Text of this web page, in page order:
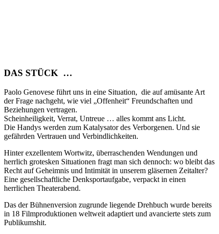
DAS STÜCK …
Paolo Genovese führt uns in eine Situation, die auf amüsante Art
der Frage nachgeht, wie viel „Offenheit“ Freundschaften und
Beziehungen vertragen.
Scheinheiligkeit, Verrat, Untreue … alles kommt ans Licht.
Die Handys werden zum Katalysator des Verborgenen. Und sie
gefährden Vertrauen und Verbindlichkeiten.
Hinter exzellentem Wortwitz, überraschenden Wendungen und
herrlich grotesken Situationen fragt man sich dennoch: wo bleibt das
Recht auf Geheimnis und Intimität in unserem gläsernen Zeitalter?
Eine gesellschaftliche Denksportaufgabe, verpackt in einen
herrlichen Theaterabend.
Das der Bühnenversion zugrunde liegende Drehbuch wurde bereits
in 18 Filmproduktionen weltweit adaptiert und avancierte stets zum
Publikumshit.